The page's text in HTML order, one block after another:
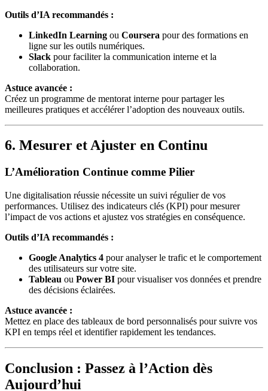
Outils d’IA recommandés :
LinkedIn Learning ou Coursera pour des formations en
ligne sur les outils numériques.
Slack pour faciliter la communication interne et la
collaboration.
Astuce avancée :
Créez un programme de mentorat interne pour partager les
meilleures pratiques et accélérer l’adoption des nouveaux outils.
6. Mesurer et Ajuster en Continu
L’Amélioration Continue comme Pilier
Une digitalisation réussie nécessite un suivi régulier de vos
performances. Utilisez des indicateurs clés (KPI) pour mesurer
l’impact de vos actions et ajustez vos stratégies en conséquence.
Outils d’IA recommandés :
Google Analytics 4 pour analyser le trafic et le comportement
des utilisateurs sur votre site.
Tableau ou Power BI pour visualiser vos données et prendre
des décisions éclairées.
Astuce avancée :
Mettez en place des tableaux de bord personnalisés pour suivre vos
KPI en temps réel et identifier rapidement les tendances.
Conclusion : Passez à l’Action dès
Aujourd’hui